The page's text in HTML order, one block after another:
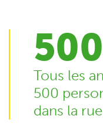
500
Tous les
500
dans la